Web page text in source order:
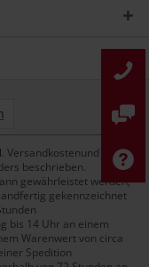
Versandkostenund ggf.
beschrieben.
gewährleistet werden,
gekennzeichnet
bis 14 Uhr an einem
Warenwert von circa
Spedition